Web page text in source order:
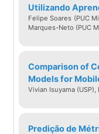
green
Utilizando
Felipe Soares (PUC
Marques-Neto (PUC
Comparison of
Models for
Vivian Isuyama
Predição de